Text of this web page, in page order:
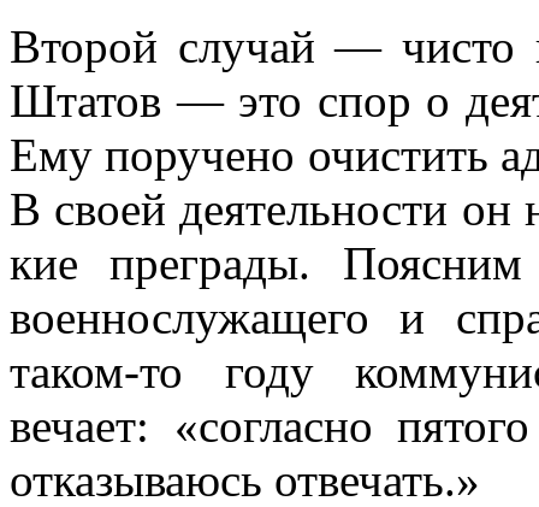
Второй случай — чисто
Штатов — это спор о
Ему поручено очистить
В своей деятельности он
кие преграды.
военнослужащего и
таком-то году
вечает: «согласно
отказываюсь отве­чать.»